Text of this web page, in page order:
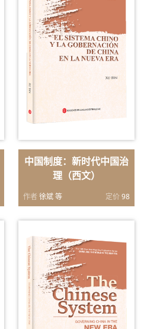
中国制度：新时代中国治
理（西文）
作者 徐斌 等 定价98